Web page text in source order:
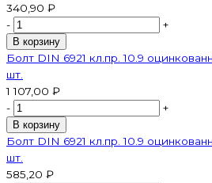
340,90 ₽
-
+
В корзину
Болт DIN 6921 кл.пр. 10.9
шт.
1 107,00 ₽
-
+
В корзину
Болт DIN 6921 кл.пр. 10.9
шт.
585,20 ₽